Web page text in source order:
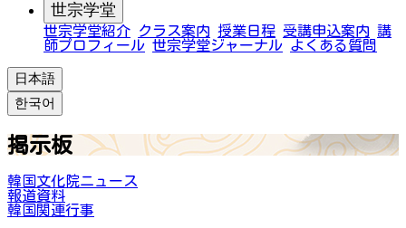
世宗学堂
世宗学堂紹介 クラス案内 授業日程 受講申込案内 講
師プロフィール 世宗学堂ジャーナル よくある質問
日本語
한국어
掲示板
韓国文化院ニュース
報道資料
韓国関連行事